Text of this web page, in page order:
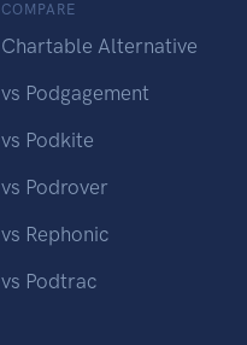
COMPARE
Chartable Alternative
vs Podgagement
vs Podkite
vs Podrover
vs Rephonic
vs Podtrac